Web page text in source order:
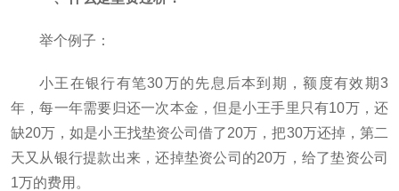
举个例子：
小王在银行有笔30万的先息后本到期，额度有效期3
年，每一年需要归还一次本金，但是小王手里只有10万，还
缺20万，如是小王找垫资公司借了20万，把30万还掉，第二
天又从银行提款出来，还掉垫资公司的20万，给了垫资公司
1万的费用。